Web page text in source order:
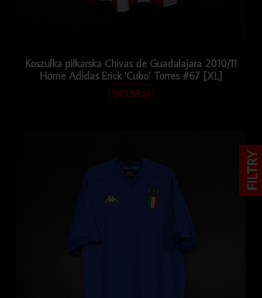
Koszulka piłkarska Chivas de Guadalajara 2010/11
Home Adidas Erick 'Cubo’ Torres #67 [XL]
249.99zł
FILTRY